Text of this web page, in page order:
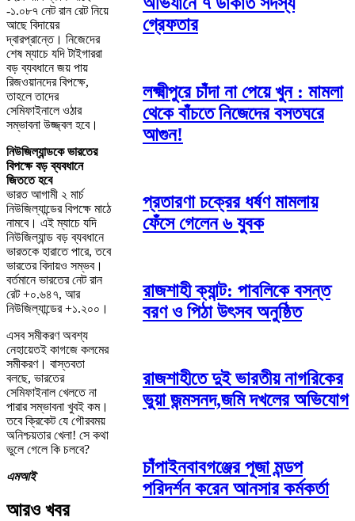
-১.০৮৭ নেট রান রেট নিয়ে
আছে বিদায়ের
দ্বারপ্রান্তে। নিজেদের
শেষ ম্যাচে যদি টাইগাররা
বড় ব্যবধানে জয় পায়
রিজওয়ানদের বিপক্ষে,
তাহলে তাদের
সেমিফাইনালে ওঠার
সম্ভাবনা উজ্জ্বল হবে।
নিউজিল্যান্ডকে ভারতের
বিপক্ষে বড় ব্যবধানে
জিততে হবে
ভারত আগামী ২ মার্চ
নিউজিল্যান্ডের বিপক্ষে মাঠে
নামবে। এই ম্যাচে যদি
নিউজিল্যান্ড বড় ব্যবধানে
ভারতকে হারাতে পারে, তবে
ভারতের বিদায়ও সম্ভব।
বর্তমানে ভারতের নেট রান
রেট +০.৬৪৭, আর
নিউজিল্যান্ডের +১.২০০।
এসব সমীকরণ অবশ্য
নেহায়েতই কাগজে কলমের
সমীকরণ। বাস্তবতা
বলছে, ভারতের
সেমিফাইনাল খেলতে না
পারার সম্ভাবনা খুবই কম।
তবে ক্রিকেট যে গৌরবময়
অনিশ্চয়তার খেলা! সে কথা
ভুলে গেলে কি চলবে?
এমআই
আরও খবর
গ্রেফতার
লক্ষ্মীপুরে চাঁদা না পেয়ে খুন : মামলা
থেকে বাঁচতে নিজেদের বসতঘরে
আগুন!
প্রতারণা চক্রের ধর্ষণ মামলায়
ফেঁসে গেলেন ৬ যুবক
রাজশাহী ক্যান্ট: পাবলিকে বসন্ত
বরণ ও পিঠা উৎসব অনুষ্ঠিত
রাজশাহীতে দুই ভারতীয় নাগরিকের
ভুয়া জন্মসনদ,জমি দখলের অভিযোগ
চাঁপাইনবাবগঞ্জের পূজা মন্ডপ
পরিদর্শন করেন আনসার কর্মকর্তা